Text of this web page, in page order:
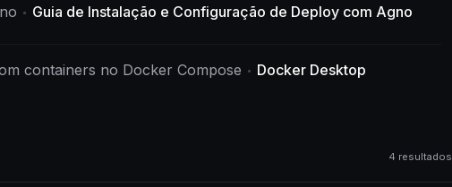
Guia de Instalação e Configuração de Deploy com Agno
containers no Docker Compose Docker Desktop
4 resultados